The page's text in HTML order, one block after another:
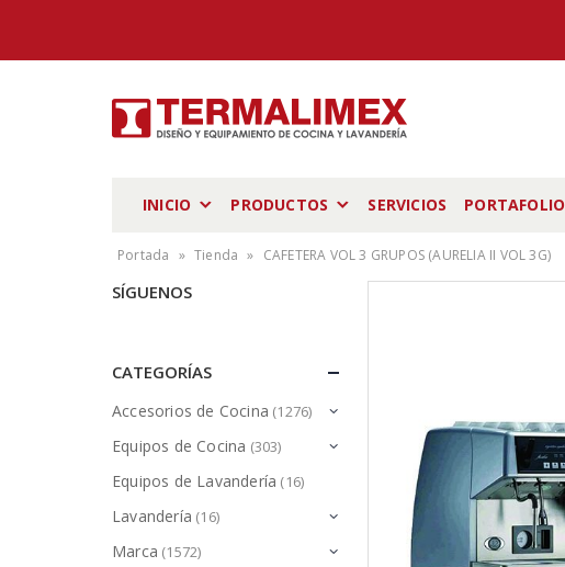
INICIO PRODUCTOS SERVICIOS PORTAFOLIO
Portada » Tienda » CAFETERA VOL 3 GRUPOS (AURELIA II VOL 3G)
SÍGUENOS
CATEGORÍAS
Accesorios de Cocina (1276)
Equipos de Cocina (303)
Equipos de Lavandería (16)
Lavandería (16)
Marca (1572)